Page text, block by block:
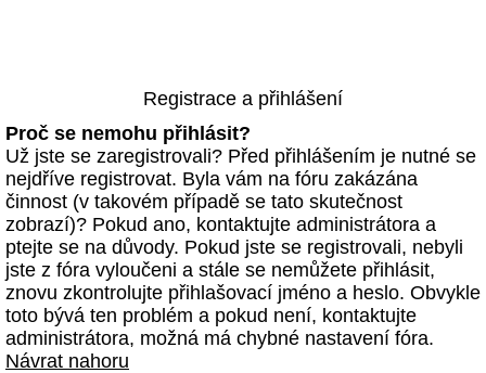
Registrace a přihlášení
Proč se nemohu přihlásit?
Už jste se zaregistrovali? Před přihlášením je nutné se
nejdříve registrovat. Byla vám na fóru zakázána
činnost (v takovém případě se tato skutečnost
zobrazí)? Pokud ano, kontaktujte administrátora a
ptejte se na důvody. Pokud jste se registrovali, nebyli
jste z fóra vyloučeni a stále se nemůžete přihlásit,
znovu zkontrolujte přihlašovací jméno a heslo. Obvykle
toto bývá ten problém a pokud není, kontaktujte
administrátora, možná má chybné nastavení fóra.
Návrat nahoru